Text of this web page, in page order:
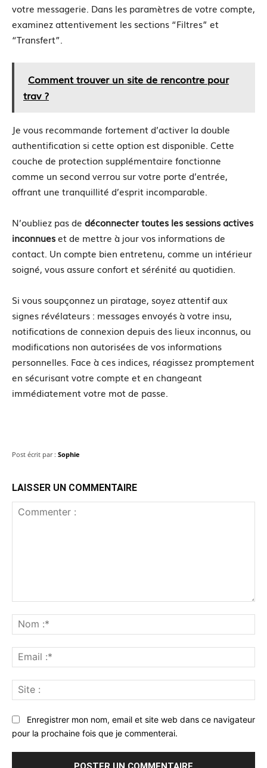
votre messagerie. Dans les paramètres de votre compte,
examinez attentivement les sections “Filtres” et
“Transfert”.
Comment trouver un site de rencontre pour
trav ?
Je vous recommande fortement d’activer la double
authentification si cette option est disponible. Cette
couche de protection supplémentaire fonctionne
comme un second verrou sur votre porte d’entrée,
offrant une tranquillité d’esprit incomparable.
N’oubliez pas de déconnecter toutes les sessions actives
inconnueset de mettre à jour vos informations de
contact. Un compte bien entretenu, comme un intérieur
soigné, vous assure confort et sérénité au quotidien.
Si vous soupçonnez un piratage, soyez attentif aux
signes révélateurs : messages envoyés à votre insu,
notifications de connexion depuis des lieux inconnus, ou
modifications non autorisées de vos informations
personnelles. Face à ces indices, réagissez promptement
en sécurisant votre compte et en changeant
immédiatement votre mot de passe.
Post écrit par : Sophie
LAISSER UN COMMENTAIRE
:*
:*
:
Enregistrer mon nom, email et site web dans ce navigateur
pour la prochaine fois que je commenterai.